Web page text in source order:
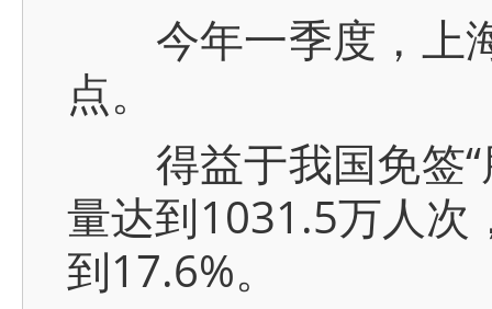
今年一季度，上海
点。
得益于我国免签“
量达到1031.5万人
到17.6%。